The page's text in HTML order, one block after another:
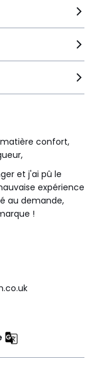
confort,
et j'ai pû le
expérience
au demande,
!